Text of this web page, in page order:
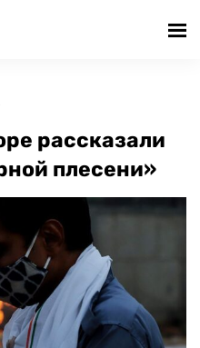
рассказали
плесени»